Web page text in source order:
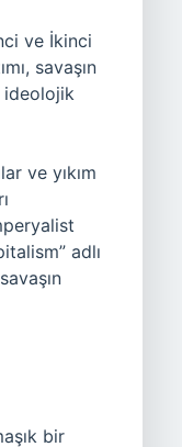
ve İkinci
savaşın
ideolojik
ve yıkım
adlı
bir